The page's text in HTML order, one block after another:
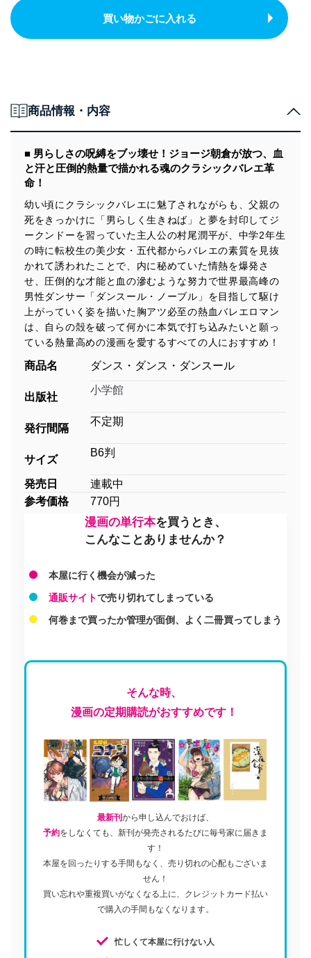
買い物かごに入れる
商品情報・内容
■ 男らしさの呪縛をブッ壊せ！ジョージ朝倉が放つ、血
と汗と圧倒的熱量で描かれる魂のクラシックバレエ革
命！
幼い頃にクラシックバレエに魅了されながらも、父親の
死をきっかけに「男らしく生きねば」と夢を封印してジ
ークンドーを習っていた主人公の村尾潤平が、中学2年生
の時に転校生の美少女・五代都からバレエの素質を見抜
かれて誘われたことで、内に秘めていた情熱を爆発さ
せ、圧倒的な才能と血の滲むような努力で世界最高峰の
男性ダンサー「ダンスール・ノーブル」を目指して駆け
上がっていく姿を描いた胸アツ必至の熱血バレエロマン
は、自らの殻を破って何かに本気で打ち込みたいと願っ
ている熱量高めの漫画を愛するすべての人におすすめ！
商品名 ダンス・ダンス・ダンスール
出版社
小学館
発行間隔
不定期
サイズ
B6判
発売日
連載中
参考価格
770円
漫画の単行本を買うとき、
こんなことありませんか？
本屋に行く機会が減った
通販サイトで売り切れてしまっている
何巻まで買ったか管理が面倒、よく二冊買ってしまう
そんな時、
漫画の定期購読がおすすめです！
最新刊 から申し込んでおけば、
予約をしなくても、新刊が発売されるたびに毎号家に届きま
す！
本屋を回ったりする手間もなく、売り切れの心配もございま
せん！
買い忘れや重複買いがなくなる上に、クレジットカード払い
で購入の手間もなくなります。
忙しくて本屋に行けない人